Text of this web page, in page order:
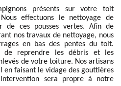
présents sur votre toit
effectuons le nettoyage de
de ces pousses vertes. Afin de
nos travaux de nettoyage, nous
en bas des pentes du toit.
reprendre les débris et les
de votre toiture. Nos artisans
faisant le vidage des gouttières
sera propre à notre